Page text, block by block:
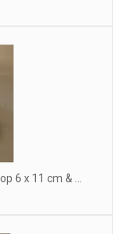
6 x 11 cm & ...